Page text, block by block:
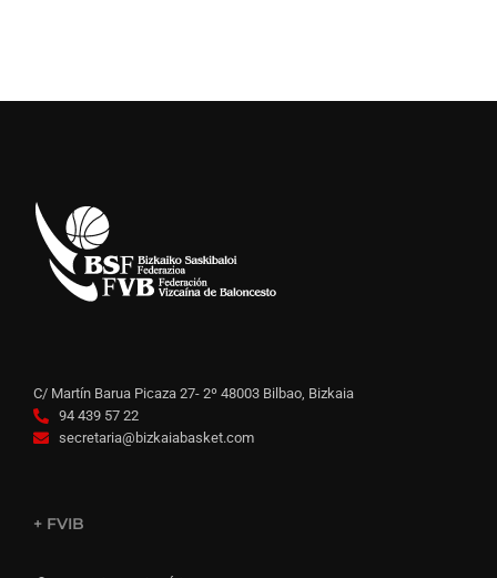
C/ Martín Barua Picaza 27- 2º 48003 Bilbao, Bizkaia
94 439 57 22
secretaria@bizkaiabasket.com
+ FVIB